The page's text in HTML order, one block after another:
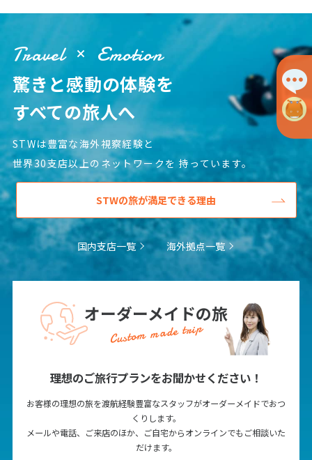
Travel Emotion
驚きと感動の体験を
すべての旅人へ
STWは豊富な海外視察経験と
世界30支店以上のネットワークを 持っています。
STWの旅が満足できる理由
国内支店一覧 海外拠点一覧
オーダーメイドの旅
Custom made trip
理想のご旅行プランをお聞かせください！
お客様の理想の旅を渡航経験豊富なスタッフがオーダーメイドでおつ
くりします。
メールや電話、ご来店のほか、ご自宅からオンラインでもご相談いた
だけます。